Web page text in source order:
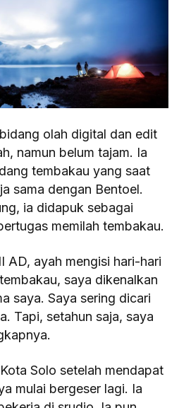
olah digital dan edit
namun belum tajam. Ia
tembakau yang saat
sama dengan Bentoel.
ia didapuk sebagai
memilah tembakau.
AD, ayah mengisi hari-hari
saya dikenalkan
saya. Saya sering dicari
Tapi, setahun saja, saya
Solo setelah mendapat
mulai bergeser lagi. Ia